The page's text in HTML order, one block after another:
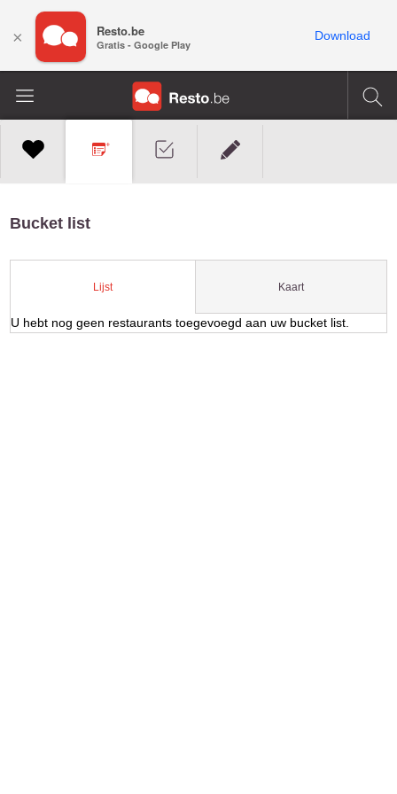
Bucket list
Lijst Kaart
U hebt nog geen restaurants toegevoegd aan uw bucket list.
× Resto.be
Gratis - Google Play
Download